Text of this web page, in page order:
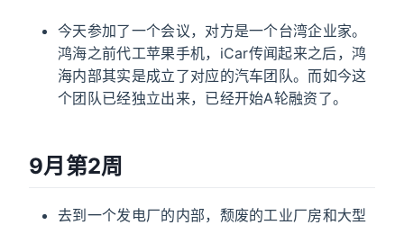
今天参加了一个会议，对方是一个台湾企业家。
鸿海之前代工苹果手机，iCar传闻起来之后，鸿
海内部其实是成立了对应的汽车团队。而如今这
个团队已经独立出来，已经开始A轮融资了。
9月第2周
去到一个发电厂的内部，颓废的工业厂房和大型